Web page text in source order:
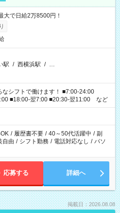
で日給2万8500円！
駅 / 西横浜駅 / …
なシフトで働けます！ ■7:00-24:00
■18:00-翌7:00 ■20:30-翌11:00 など
/ 履歴書不要 / 40～50代活躍中 / 副
自由 / シフト勤務 / 電話対応なし / パソ
応募する 詳細へ
掲載日：2026.08.08